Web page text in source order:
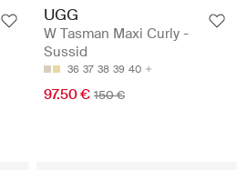
UGG
W Tasman Maxi Curly -
Sussid
36 37 38 39 40
97.50 € 150 €